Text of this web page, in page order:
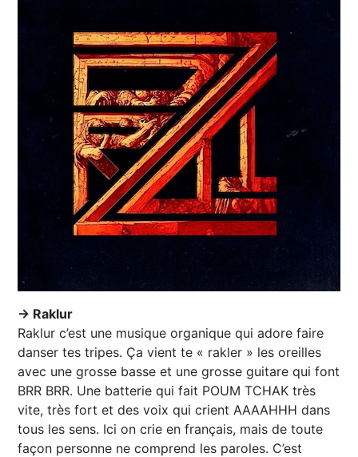
→ Raklur
Raklur c’est une musique organique qui adore faire
danser tes tripes. Ça vient te « rakler » les oreilles
avec une grosse basse et une grosse guitare qui font
BRR BRR. Une batterie qui fait POUM TCHAK très
vite, très fort et des voix qui crient AAAAHHH dans
tous les sens. Ici on crie en français, mais de toute
façon personne ne comprend les paroles. C’est